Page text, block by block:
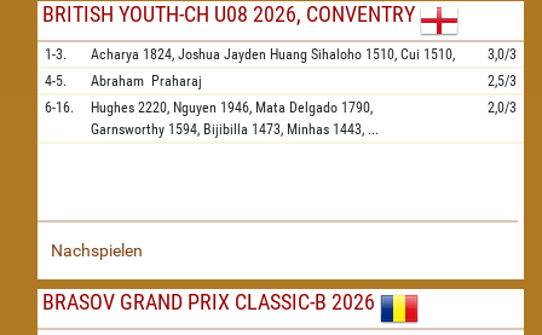
BRITISH YOUTH-CH U08 2026, CONVENTRY
1-3. Acharya 1824, Joshua Jayden Huang Sihaloho 1510, Cui 1510,
3,0/3
4-5.
Abraham Praharaj
2,5/3
6-16.
Hughes 2220, Nguyen 1946, Mata Delgado 1790,
Garnsworthy 1594, Bijibilla 1473, Minhas 1443, ...
2,0/3
Nachspielen
BRASOV GRAND PRIX CLASSIC-B 2026